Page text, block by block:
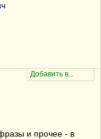
и прочее - в